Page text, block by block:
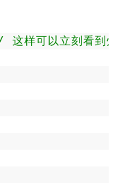
样可以立刻看到